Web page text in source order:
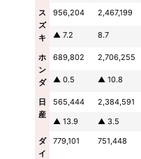
ス
ズ
キ
956,204 2,467,199
▲ 7.2 8.7
ホ
ン
ダ
689,802 2,706,255
▲ 0.5 ▲ 10.8
日
産
565,444 2,384,591
▲ 13.9
▲ 3.5
ダ
イ
779,101 751,448